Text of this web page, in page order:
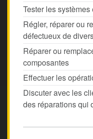
Tester les
Régler, réparer ou
défectueux de
Réparer ou
composantes
Effectuer les
Discuter avec les
des réparations qui